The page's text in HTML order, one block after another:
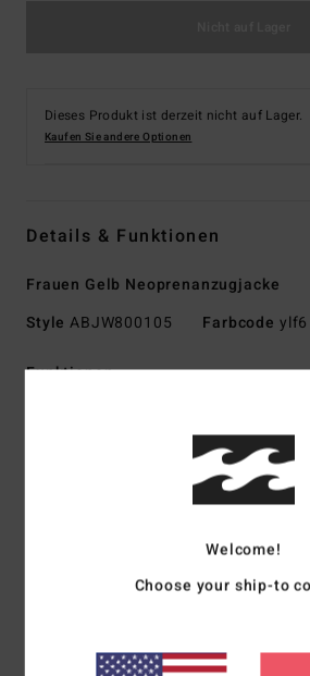
Dieses Produkt ist derzeit nicht auf Lager.
Kaufen Sie andere Optionen
Details & Funktionen
Frauen Gelb Neoprenanzugjacke
Style ABJW800105 Farbcode ylf6
Funktionen
Recyceltes Pro-Stretch-
Neopren, Nylon und Polyester
Jersey mit Silicone Stretch innen
upgecycelten Autoreifen und
Wärmerückhaltevermögen und einen
Naht außen: Flachnähte, die
Welcome!
Choose your ship-to